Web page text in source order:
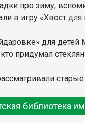
про зиму,
в игру «Хвост для
для
придумал
библиотека